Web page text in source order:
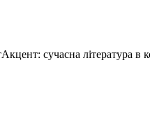
сучасна література в